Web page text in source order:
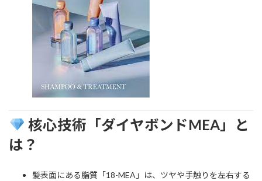
核心技術「ダイヤボンドMEA」と
は？
髪表面にある脂質「18-MEA」は、ツヤや手触りを左右する